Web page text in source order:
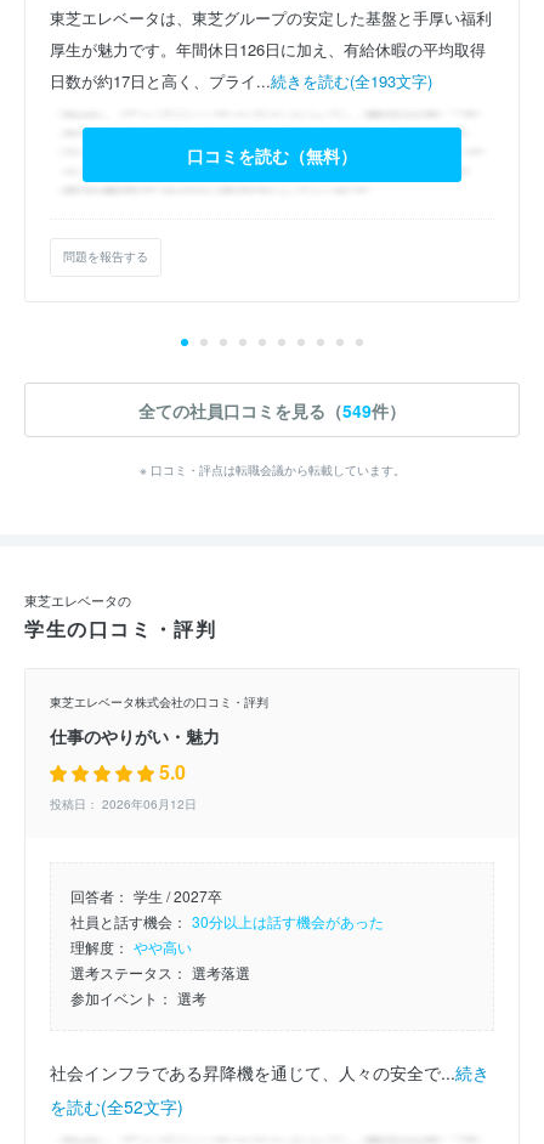
東芝エレベータは、東芝グループの安定した基盤と手厚い福利
厚生が魅力です。年間休日126日に加え、有給休暇の平均取得
日数が約17日と高く、プライ...続きを読む(全193文字)
口コミを読む（無料）
問題を報告する
全ての社員口コミを見る（549件）
※ 口コミ・評点は転職会議から転載しています。
東芝エレベータの
学生の口コミ・評判
東芝エレベータ株式会社の口コミ・評判
仕事のやりがい・魅力
5.0
投稿日： 2026年06月12日
回答者： 学生 / 2027卒
社員と話す機会： 30分以上は話す機会があった
理解度： やや高い
選考ステータス： 選考落選
参加イベント： 選考
社会インフラである昇降機を通じて、人々の安全で...続き
を読む(全52文字)